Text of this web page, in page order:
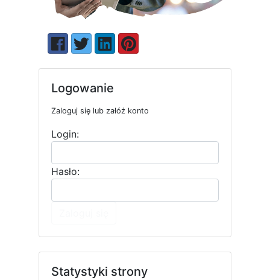
Logowanie
Zaloguj się lub załóż konto
Login:
Hasło:
Statystyki strony